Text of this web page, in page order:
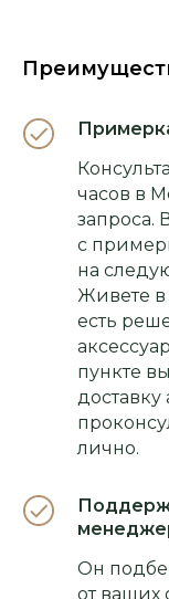
часов в
запроса.
с
на
Живете в
есть
пункте
доставку
лично.
Он
от ваших